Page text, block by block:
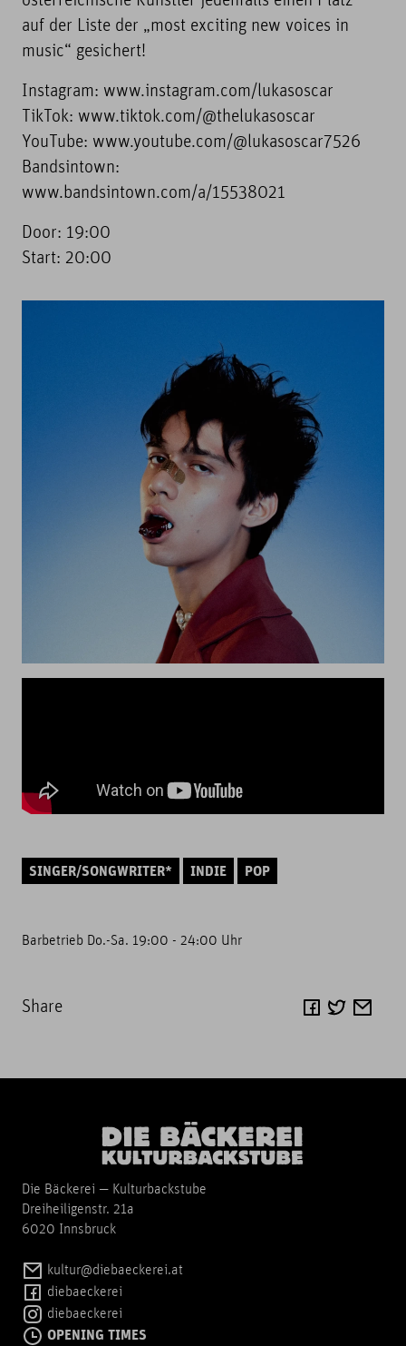
SINGER/SONGWRITER* INDIE POP
Barbetrieb Do.-Sa. 19:00 - 24:00 Uhr
Share
auf der Liste der „most exciting new voices in
music“ gesichert!
Instagram: www.instagram.com/lukasoscar
TikTok: www.tiktok.com/@thelukasoscar
YouTube: www.youtube.com/@lukasoscar7526
Bandsintown:
www.bandsintown.com/a/15538021
Door: 19:00
Start: 20:00
Die Bäckerei — Kulturbackstube
Dreiheiligenstr. 21a
6020 Innsbruck
kultur@diebaeckerei.at
diebaeckerei
diebaeckerei
OPENING TIMES